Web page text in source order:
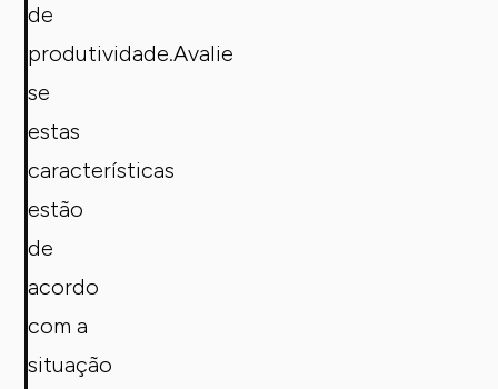
de
produtividade.Avalie
se
estas
características
estão
de
acordo
com a
situação